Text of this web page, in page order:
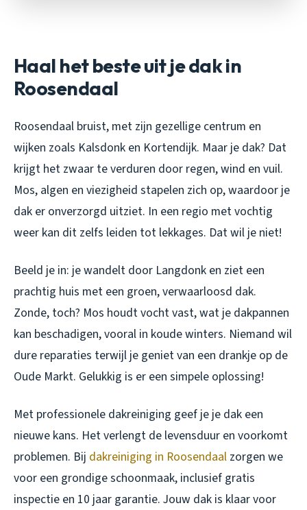
Haal het beste uit je dak in
Roosendaal
Roosendaal bruist, met zijn gezellige centrum en
wijken zoals Kalsdonk en Kortendijk. Maar je dak? Dat
krijgt het zwaar te verduren door regen, wind en vuil.
Mos, algen en viezigheid stapelen zich op, waardoor je
dak er onverzorgd uitziet. In een regio met vochtig
weer kan dit zelfs leiden tot lekkages. Dat wil je niet!
Beeld je in: je wandelt door Langdonk en ziet een
prachtig huis met een groen, verwaarloosd dak.
Zonde, toch? Mos houdt vocht vast, wat je dakpannen
kan beschadigen, vooral in koude winters. Niemand wil
dure reparaties terwijl je geniet van een drankje op de
Oude Markt. Gelukkig is er een simpele oplossing!
Met professionele dakreiniging geef je je dak een
nieuwe kans. Het verlengt de levensduur en voorkomt
problemen. Bij dakreiniging in Roosendaal zorgen we
voor een grondige schoonmaak, inclusief gratis
inspectie en 10 jaar garantie. Jouw dak is klaar voor